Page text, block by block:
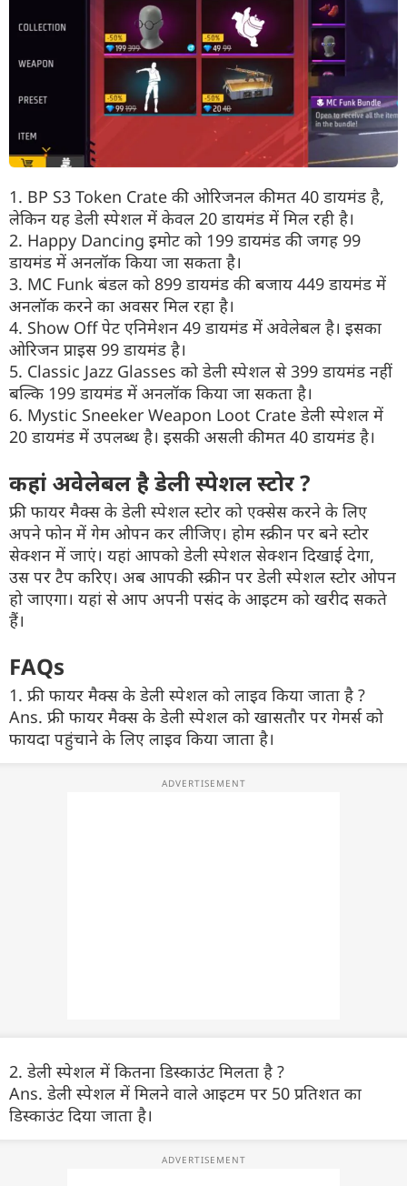
1. BP S3 Token Crate की ओरिजनल कीमत 40 डायमंड है,
लेकिन यह डेली स्पेशल में केवल 20 डायमंड में मिल रही है।
2. Happy Dancing इमोट को 199 डायमंड की जगह 99
डायमंड में अनलॉक किया जा सकता है।
3. MC Funk बंडल को 899 डायमंड की बजाय 449 डायमंड में
अनलॉक करने का अवसर मिल रहा है।
4. Show Off पेट एनिमेशन 49 डायमंड में अवेलेबल है। इसका
ओरिजन प्राइस 99 डायमंड है।
5. Classic Jazz Glasses को डेली स्पेशल से 399 डायमंड नहीं
बल्कि 199 डायमंड में अनलॉक किया जा सकता है।
6. Mystic Sneeker Weapon Loot Crate डेली स्पेशल में
20 डायमंड में उपलब्ध है। इसकी असली कीमत 40 डायमंड है।
कहां अवेलेबल है डेली स्पेशल स्टोर ?
फ्री फायर मैक्स के डेली स्पेशल स्टोर को एक्सेस करने के लिए
अपने फोन में गेम ओपन कर लीजिए। होम स्क्रीन पर बने स्टोर
सेक्शन में जाएं। यहां आपको डेली स्पेशल सेक्शन दिखाई देगा,
उस पर टैप करिए। अब आपकी स्क्रीन पर डेली स्पेशल स्टोर ओपन
हो जाएगा। यहां से आप अपनी पसंद के आइटम को खरीद सकते
हैं।
FAQs
1. फ्री फायर मैक्स के डेली स्पेशल को लाइव किया जाता है ?
Ans. फ्री फायर मैक्स के डेली स्पेशल को खासतौर पर गेमर्स को
फायदा पहुंचाने के लिए लाइव किया जाता है।
2. डेली स्पेशल में कितना डिस्काउंट मिलता है ?
Ans. डेली स्पेशल में मिलने वाले आइटम पर 50 प्रतिशत का
डिस्काउंट दिया जाता है।